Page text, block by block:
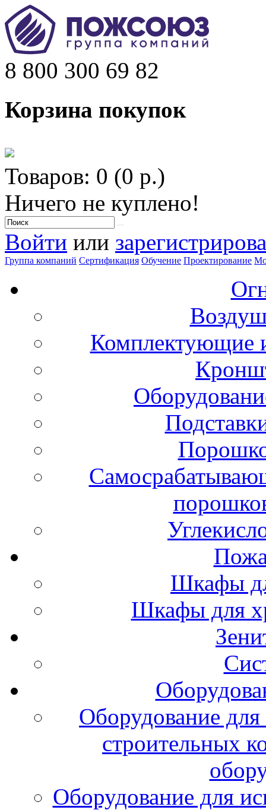
8 800 300 69 82
Корзина покупок
Товаров: 0 (0 р.)
Ничего не куплено!
Войти или
Группа компаний Сертификация Обучение Проектирование
Комплектующие
Шкафы
Шкафы для
Оборудование
строительных
Оборудование для